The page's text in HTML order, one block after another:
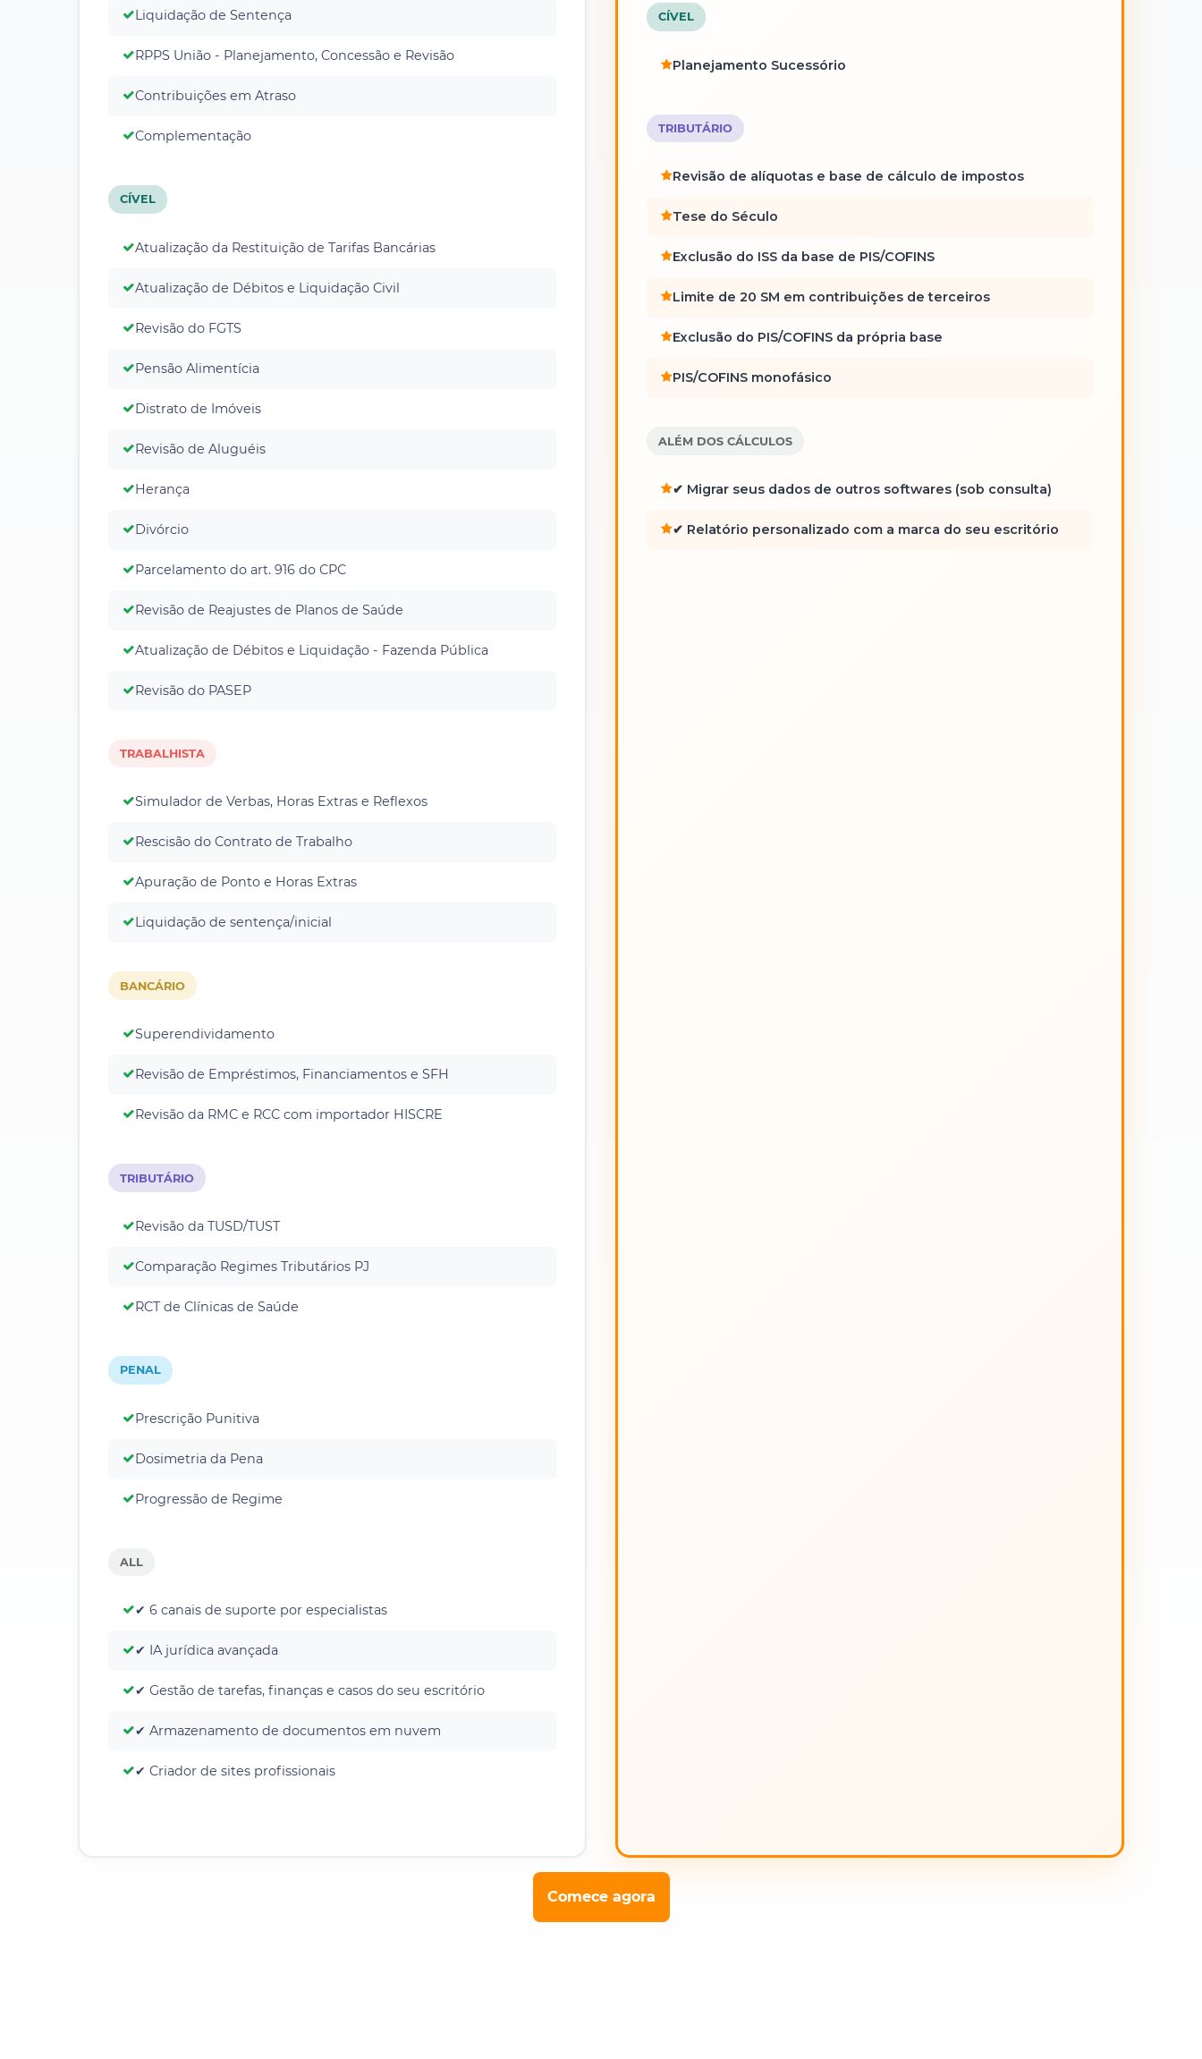
Liquidação de Sentença
RPPS União - Planejamento, Concessão e Revisão
Contribuições em Atraso
Complementação
CÍVEL
Atualização da Restituição de Tarifas Bancárias
Atualização de Débitos e Liquidação Civil
Revisão do FGTS
Pensão Alimentícia
Distrato de Imóveis
Revisão de Aluguéis
Herança
Divórcio
Parcelamento do art. 916 do CPC
Revisão de Reajustes de Planos de Saúde
Atualização de Débitos e Liquidação - Fazenda Pública
Revisão do PASEP
TRABALHISTA
Simulador de Verbas, Horas Extras e Reflexos
Rescisão do Contrato de Trabalho
Apuração de Ponto e Horas Extras
Liquidação de sentença/inicial
BANCÁRIO
Superendividamento
Revisão de Empréstimos, Financiamentos e SFH
Revisão da RMC e RCC com importador HISCRE
TRIBUTÁRIO
Revisão da TUSD/TUST
Comparação Regimes Tributários PJ
RCT de Clínicas de Saúde
PENAL
Prescrição Punitiva
Dosimetria da Pena
Progressão de Regime
ALL
✔ 6 canais de suporte por especialistas
✔ IA jurídica avançada
✔ Gestão de tarefas, finanças e casos do seu escritório
✔ Armazenamento de documentos em nuvem
✔ Criador de sites profissionais
CÍVEL
Planejamento Sucessório
TRIBUTÁRIO
Revisão de alíquotas e base de cálculo de impostos
Tese do Século
Exclusão do ISS da base de PIS/COFINS
Limite de 20 SM em contribuições de terceiros
Exclusão do PIS/COFINS da própria base
PIS/COFINS monofásico
ALÉM DOS CÁLCULOS
✔ Migrar seus dados de outros softwares (sob consulta)
✔ Relatório personalizado com a marca do seu escritório
Comece agora